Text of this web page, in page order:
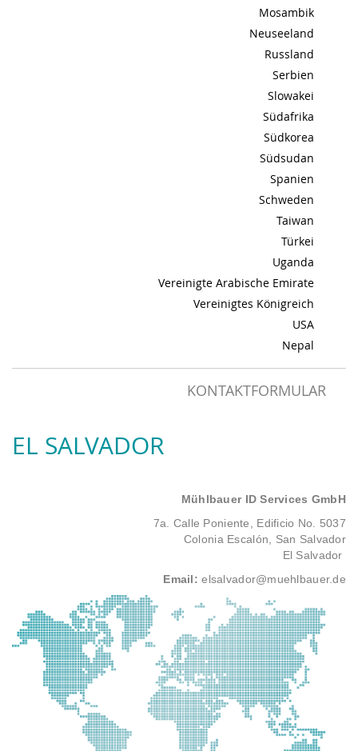
Mosambik
Neuseeland
Russland
Serbien
Slowakei
Südafrika
Südkorea
Südsudan
Spanien
Schweden
Taiwan
Türkei
Uganda
Vereinigte Arabische Emirate
Vereinigtes Königreich
USA
Nepal
KONTAKTFORMULAR
EL SALVADOR
Mühlbauer ID Services GmbH
7a. Calle Poniente, Edificio No. 5037
Colonia Escalón, San Salvador
El Salvador
Email: elsalvador@muehlbauer.de